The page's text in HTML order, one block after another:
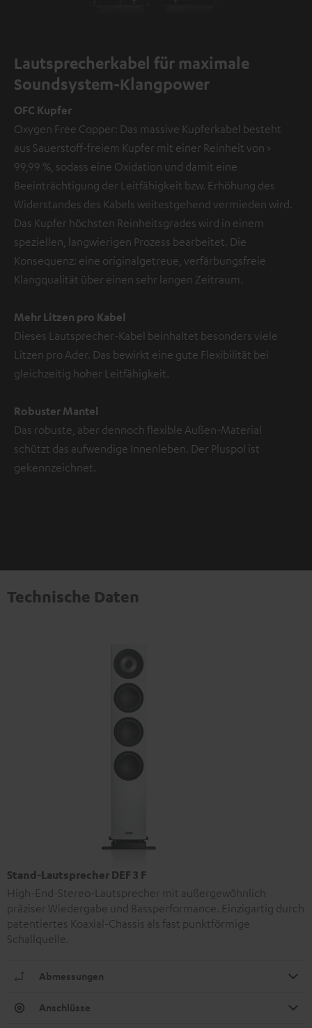
Lautsprecherkabel für maximale
Soundsystem-Klangpower
OFC Kupfer
Oxygen Free Copper: Das massive Kupferkabel besteht
aus Sauerstoff-freiem Kupfer mit einer Reinheit von >
99,99 %, sodass eine Oxidation und damit eine
Beeinträchtigung der Leitfähigkeit bzw. Erhöhung des
Widerstandes des Kabels weitestgehend vermieden wird.
Das Kupfer höchsten Reinheitsgrades wird in einem
speziellen, langwierigen Prozess bearbeitet. Die
Konsequenz: eine originalgetreue, verfärbungsfreie
Klangqualität über einen sehr langen Zeitraum.
Mehr Litzen pro Kabel
Dieses Lautsprecher-Kabel beinhaltet besonders viele
Litzen pro Ader. Das bewirkt eine gute Flexibilität bei
gleichzeitig hoher Leitfähigkeit.
Robuster Mantel
Das robuste, aber dennoch flexible Außen-Material
schützt das aufwendige Innenleben. Der Pluspol ist
gekennzeichnet.
Technische Daten
Stand-Lautsprecher DEF 3 F
High-End-Stereo-Lautsprecher mit außergewöhnlich
präziser Wiedergabe und Bassperformance. Einzigartig durch
patentiertes Koaxial-Chassis als fast punktförmige
Schallquelle.
Abmessungen
Anschlüsse